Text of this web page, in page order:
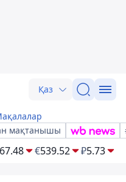
Қаз
мақтанышы
€539.52 ₽5.73